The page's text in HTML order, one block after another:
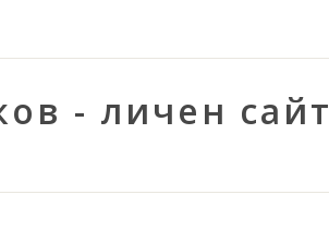
- личен сайт